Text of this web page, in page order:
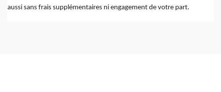
aussi sans frais supplémentaires ni engagement de votre part.